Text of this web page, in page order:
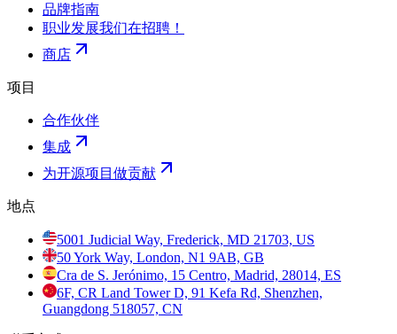
品牌指南
职业发展我们在招聘！
商店
项目
合作伙伴
集成
为开源项目做贡献
地点
5001 Judicial Way, Frederick, MD 21703, US
50 York Way, London, N1 9AB, GB
Cra de S. Jerónimo, 15 Centro, Madrid, 28014, ES
6F, CR Land Tower D, 91 Kefa Rd, Shenzhen,
Guangdong 518057, CN